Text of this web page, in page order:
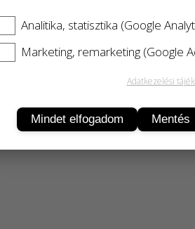
Analitika, statisztika (Google
Marketing, remarketing (Google
Adatkezelési
Mindet elfogadom Mentés